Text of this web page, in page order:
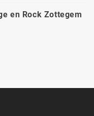
en Rock Zottegem